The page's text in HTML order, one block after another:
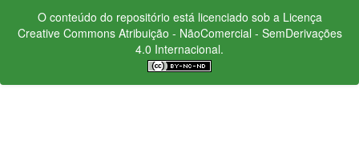
O conteúdo do repositório está licenciado sob a Licença
Creative CommonsAtribuição - NãoComercial - SemDerivações
4.0 Internacional.